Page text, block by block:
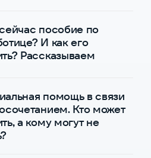
пособие по
И как его
Рассказываем
помощь в связи
Кто может
а кому могут не